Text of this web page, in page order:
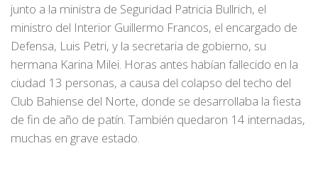
junto a la ministra de Seguridad Patricia Bullrich, el
ministro del Interior Guillermo Francos, el encargado de
Defensa, Luis Petri, y la secretaria de gobierno, su
hermana Karina Milei. Horas antes habían fallecido en la
ciudad 13 personas, a causa del colapso del techo del
Club Bahiense del Norte, donde se desarrollaba la fiesta
de fin de año de patín. También quedaron 14 internadas,
muchas en grave estado.